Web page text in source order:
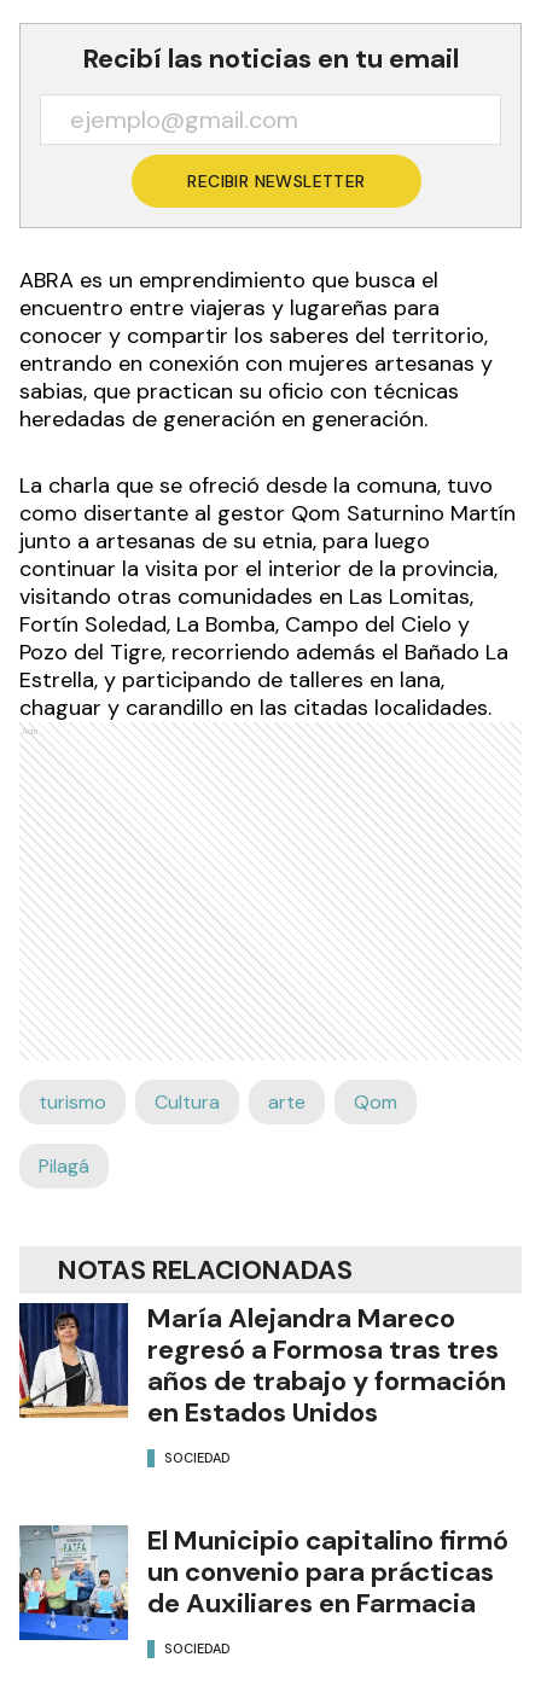
Recibí las noticias en tu email
RECIBIR NEWSLETTER
ABRA es un emprendimiento que busca el
encuentro entre viajeras y lugareñas para
conocer y compartir los saberes del territorio,
entrando en conexión con mujeres artesanas y
sabias, que practican su oficio con técnicas
heredadas de generación en generación.
La charla que se ofreció desde la comuna, tuvo
como disertante al gestor Qom Saturnino Martín
junto a artesanas de su etnia, para luego
continuar la visita por el interior de la provincia,
visitando otras comunidades en Las Lomitas,
Fortín Soledad, La Bomba, Campo del Cielo y
Pozo del Tigre, recorriendo además el Bañado La
Estrella, y participando de talleres en lana,
chaguar y carandillo en las citadas localidades.
Ads
turismo Cultura arte Qom
Pilagá
NOTAS RELACIONADAS
María Alejandra Mareco
regresó a Formosa tras tres
años de trabajo y formación
en Estados Unidos
SOCIEDAD
El Municipio capitalino firmó
un convenio para prácticas
de Auxiliares en Farmacia
SOCIEDAD